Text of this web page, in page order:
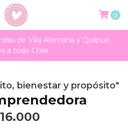
de Villa Alemana y Quilpué.
a todo Chile.
0
bienestar y propósito"